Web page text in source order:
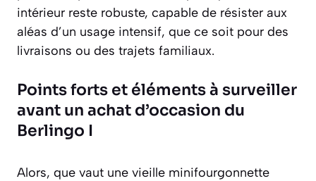
intérieur reste robuste, capable de résister aux
aléas d’un usage intensif, que ce soit pour des
livraisons ou des trajets familiaux.
Points forts et éléments à surveiller
avant un achat d’occasion du
Berlingo I
Alors, que vaut une vieille minifourgonnette